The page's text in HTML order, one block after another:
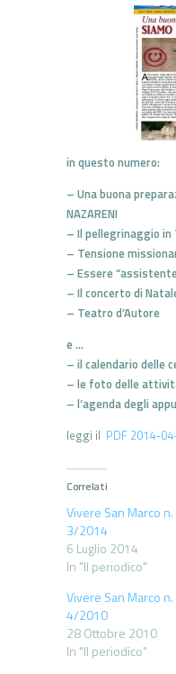
in questo numero:
– Una buona
NAZARENI
– Il pellegrinaggio
– Tensione
– Essere
– Il concerto di
– Teatro d’Autore
e …
– il calendario delle
– le foto delle
– l’agenda degli
leggi il PDF 2014-
Correlati
Vivere San Marco n.
3/2014
6 Luglio 2014
In "Il periodico"
Vivere San Marco n.
4/2010
28 Ottobre 2010
In "Il periodico"